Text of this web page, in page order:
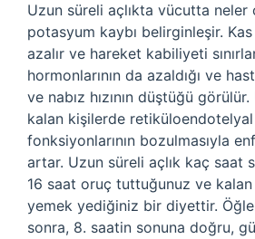
Uzun süreli açlıkta vücutta
potasyum kaybı belirginleşir.
azalır ve hareket kabiliyeti
hormonlarının da azaldığı ve
ve nabız hızının düştüğü
kalan kişilerde
fonksiyonlarının bozulmasıyla
artar. Uzun süreli açlık kaç saat
16 saat oruç tuttuğunuz ve
yemek yediğiniz bir diyettir.
sonra, 8. saatin sonuna doğru,